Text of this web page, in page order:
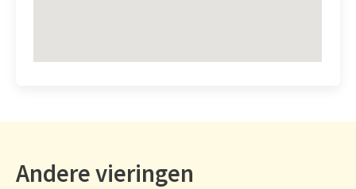
Andere vieringen